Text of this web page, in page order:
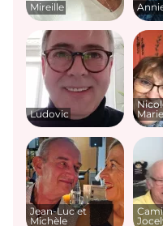
Mireille
Ludovic
Marie
Jean-Luc et
Michèle